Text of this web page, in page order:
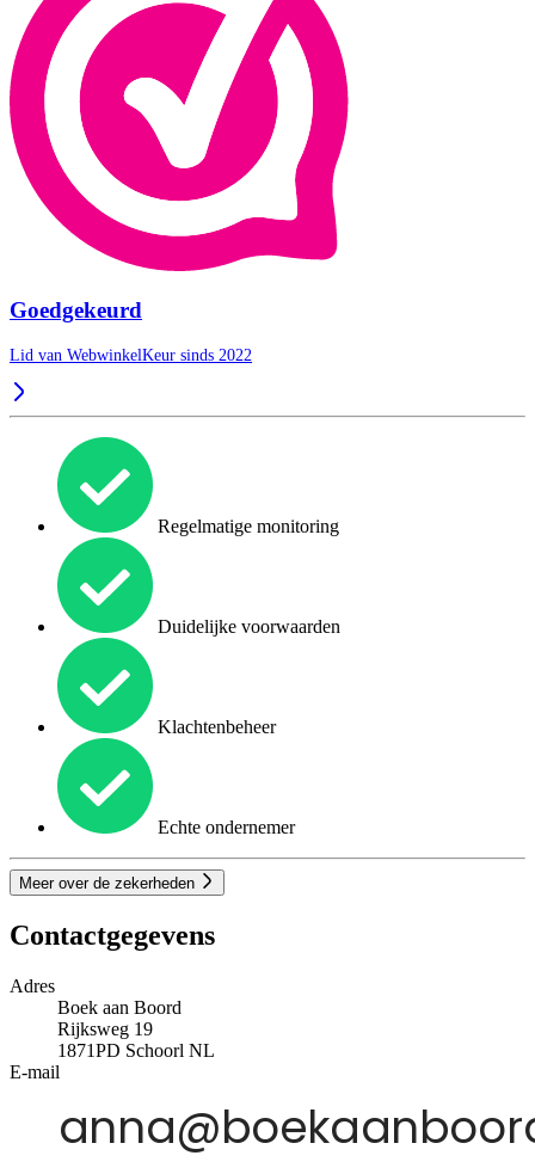
Goedgekeurd
Lid van WebwinkelKeur sinds 2022
Regelmatige monitoring
Duidelijke voorwaarden
Klachtenbeheer
Echte ondernemer
Meer over de zekerheden
Contactgegevens
Adres
Boek aan Boord
Rijksweg 19
1871PD Schoorl NL
E-mail